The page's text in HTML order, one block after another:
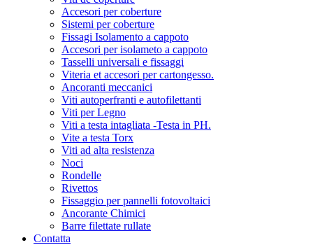
Accesori per coberture
Sistemi per coberture
Fissagi Isolamento a cappoto
Accesori per isolameto a cappoto
Tasselli universali e fissaggi
Viteria et accesori per cartongesso.
Ancoranti meccanici
Viti autoperfranti e autofilettanti
Viti per Legno
Viti a testa intagliata -Testa in PH.
Vite a testa Torx
Viti ad alta resistenza
Noci
Rondelle
Rivettos
Fissaggio per pannelli fotovoltaici
Ancorante Chimici
Barre filettate rullate
Contatta